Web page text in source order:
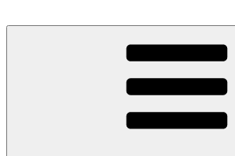
Wo die (Country-) Musik Zuhause ist